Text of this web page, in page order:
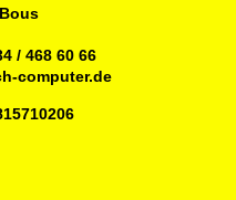
/ 468 60 66
computer.de